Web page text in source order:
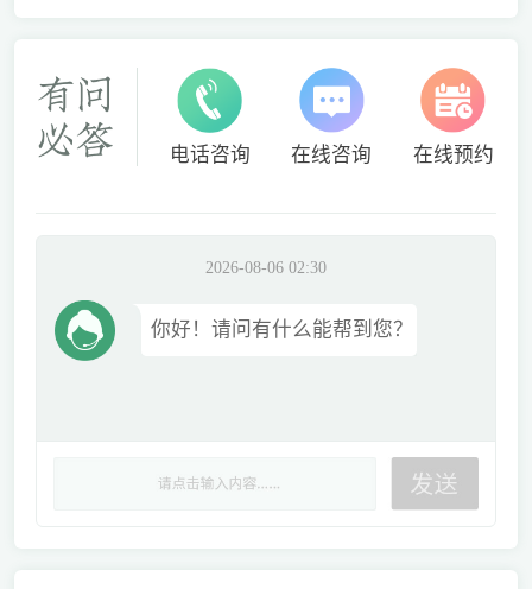
电话咨询 在线咨询 在线预约
2026-08-06 02:30
你好！请问有什么能帮到您？